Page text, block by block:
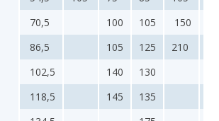
70,5
100 105
150
86,5
105 125
210
102,5
140
130
118,5
145
135